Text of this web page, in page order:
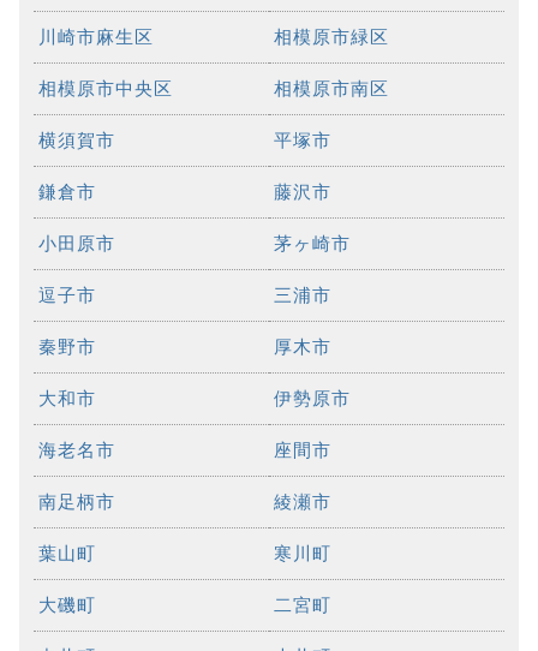
川崎市麻生区 相模原市緑区
相模原市中央区 相模原市南区
横須賀市 平塚市
鎌倉市 藤沢市
小田原市 茅ヶ崎市
逗子市 三浦市
秦野市 厚木市
大和市 伊勢原市
海老名市 座間市
南足柄市 綾瀬市
葉山町 寒川町
大磯町 二宮町